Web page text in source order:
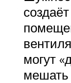
могут
мешать